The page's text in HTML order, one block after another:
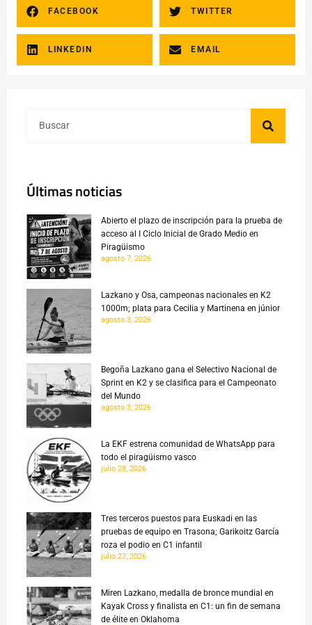
FACEBOOK TWITTER
LINKEDIN EMAIL
Últimas noticias
Abierto el plazo de inscripción para la prueba de
acceso al I Ciclo Inicial de Grado Medio en
Piragüismo
agosto 7, 2026
Lazkano y Osa, campeonas nacionales en K2
1000m; plata para Cecilia y Martinena en júnior
agosto 3, 2026
Begoña Lazkano gana el Selectivo Nacional de
Sprint en K2 y se clasifica para el Campeonato
del Mundo
agosto 3, 2026
La EKF estrena comunidad de WhatsApp para
todo el piragüismo vasco
julio 28, 2026
Tres terceros puestos para Euskadi en las
pruebas de equipo en Trasona; Garikoitz García
roza el podio en C1 infantil
julio 27, 2026
Miren Lazkano, medalla de bronce mundial en
Kayak Cross y finalista en C1: un fin de semana
de élite en Oklahoma